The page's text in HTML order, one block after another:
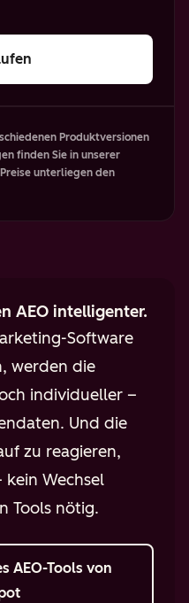
Produktversionen
finden Sie in unserer
unterliegen den
AEO intelligenter.
Software
werden die
individueller –
Und die
zu reagieren,
Wechsel
Tools nötig.
AEO-Tools von